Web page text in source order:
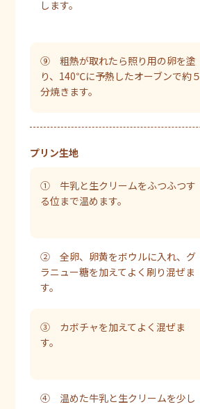
します。
⑨ 粗熱が取れたら照り用の卵を塗
り、140℃に予熱したオーブンで約５
分焼きます。
プリン生地
① 牛乳と生クリームをふつふつす
る位まで温めます。
② 全卵、卵黄をボウルに入れ、グ
ラニュー糖を加えてよく刷り混ぜま
す。
③ カボチャを加えてよく混ぜま
す。
④ 温めた牛乳と生クリームを少し